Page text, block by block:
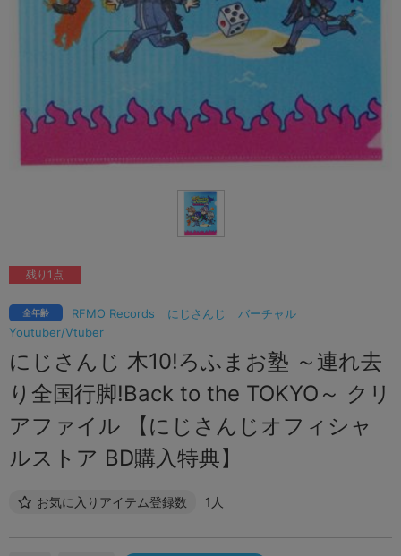
RFMO Records にじさんじ
バーチャル
Youtuber/Vtuber
全年齢
にじさんじ 木10!ろふまお塾 ～連れ去
り全国行脚!Back to the TOKYO～ クリ
アファイル 【にじさんじオフィシャ
ルストア BD購入特典】
お気に入りアイテム登録数 1人
残り1点